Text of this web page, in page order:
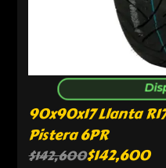
90x90x17 Llanta
Pistera 6PR
$142,600$142,600